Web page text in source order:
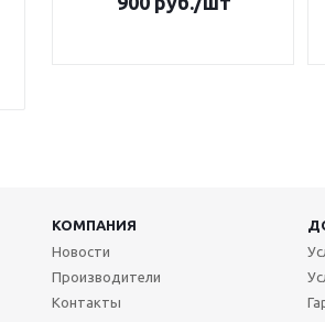
КОМПАНИЯ
Новости
Производители
Контакты